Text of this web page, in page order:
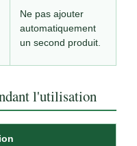
Ne pas ajouter
automatiquement
un second produit.
l'utilisation